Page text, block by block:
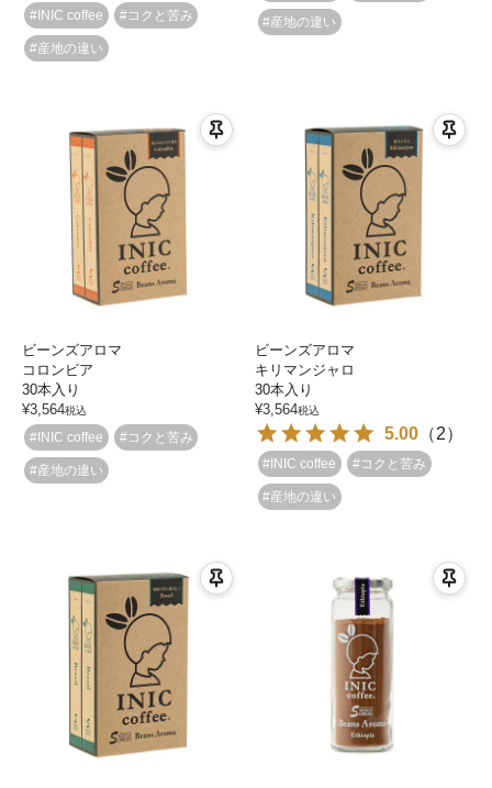
#INIC coffee #コクと苦み
#産地の違い
#産地の違い
ビーンズアロマ
コロンビア
30本入り
¥3,564税込
#INIC coffee #コクと苦み
#産地の違い
ビーンズアロマ
キリマンジャロ
30本入り
¥3,564税込
5.00 （2）
#INIC coffee #コクと苦み
#産地の違い